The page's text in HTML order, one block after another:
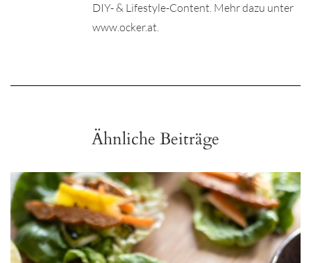
DIY- & Lifestyle-Content. Mehr dazu unter
www.ocker.at.
Ähnliche Beiträge